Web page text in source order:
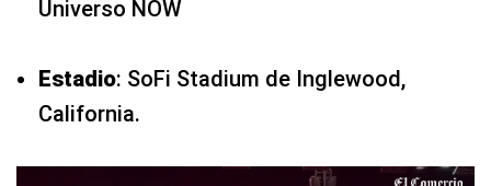
Universo NOW
Estadio: SoFi Stadium de Inglewood,
California.